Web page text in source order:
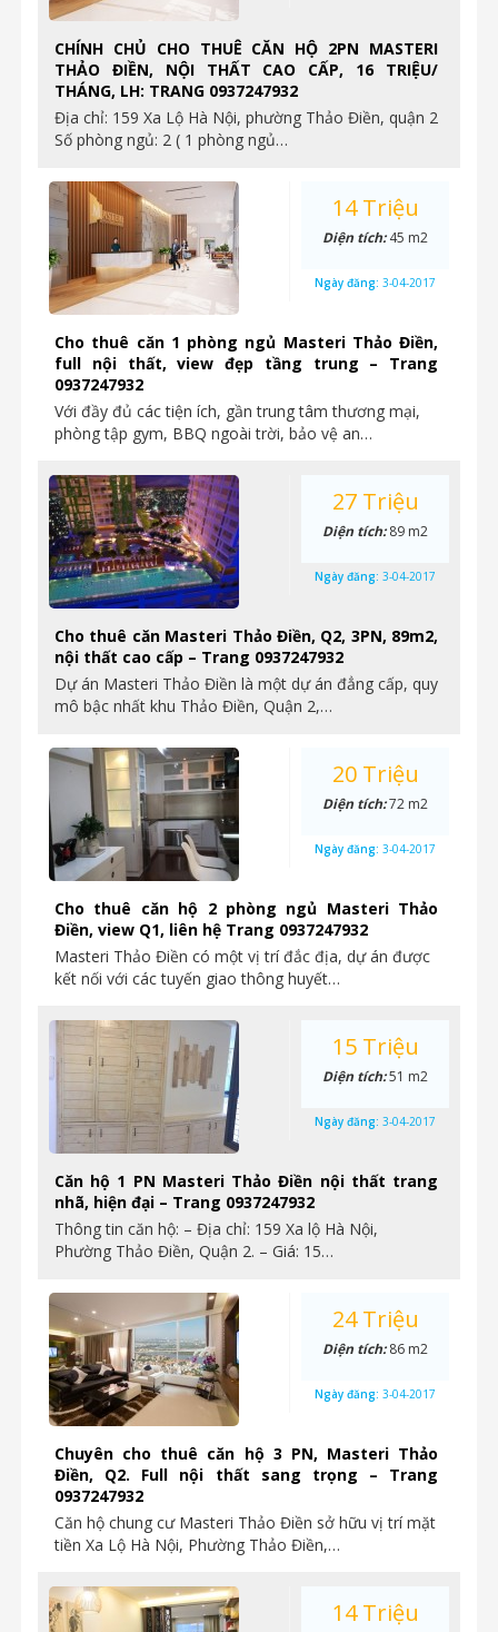
CHÍNH CHỦ CHO THUÊ CĂN HỘ 2PN MASTERI
THẢO ĐIỀN, NỘI THẤT CAO CẤP, 16 TRIỆU/
THÁNG, LH: TRANG 0937247932
Địa chỉ: 159 Xa Lộ Hà Nội, phường Thảo Điền, quận 2
Số phòng ngủ: 2 ( 1 phòng ngủ…
Cho thuê căn 1 phòng ngủ Masteri Thảo Điền,
full nội thất, view đẹp tầng trung – Trang
0937247932
Với đầy đủ các tiện ích, gần trung tâm thương mại,
phòng tập gym, BBQ ngoài trời, bảo vệ an…
14 Triệu
Diện tích:45 m2
Ngày đăng: 3-04-2017
Cho thuê căn Masteri Thảo Điền, Q2, 3PN, 89m2,
nội thất cao cấp – Trang 0937247932
Dự án Masteri Thảo Điền là một dự án đẳng cấp, quy
mô bậc nhất khu Thảo Điền, Quận 2,…
27 Triệu
Diện tích:89 m2
Ngày đăng: 3-04-2017
Cho thuê căn hộ 2 phòng ngủ Masteri Thảo
Điền, view Q1, liên hệ Trang 0937247932
Masteri Thảo Điền có một vị trí đắc địa, dự án được
kết nối với các tuyến giao thông huyết…
20 Triệu
Diện tích:72 m2
Ngày đăng: 3-04-2017
Căn hộ 1 PN Masteri Thảo Điền nội thất trang
nhã, hiện đại – Trang 0937247932
Thông tin căn hộ: – Địa chỉ: 159 Xa lộ Hà Nội,
Phường Thảo Điền, Quận 2. – Giá: 15…
15 Triệu
Diện tích:51 m2
Ngày đăng: 3-04-2017
Chuyên cho thuê căn hộ 3 PN, Masteri Thảo
Điền, Q2. Full nội thất sang trọng – Trang
0937247932
Căn hộ chung cư Masteri Thảo Điền sở hữu vị trí mặt
tiền Xa Lộ Hà Nội, Phường Thảo Điền,…
24 Triệu
Diện tích:86 m2
Ngày đăng: 3-04-2017
14 Triệu